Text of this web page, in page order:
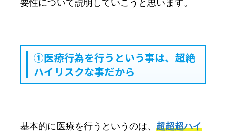
要性について説明していこうと思います。
①医療行為を行うという事は、超絶
ハイリスクな事だから
基本的に医療を行うというのは、 超超超ハイ